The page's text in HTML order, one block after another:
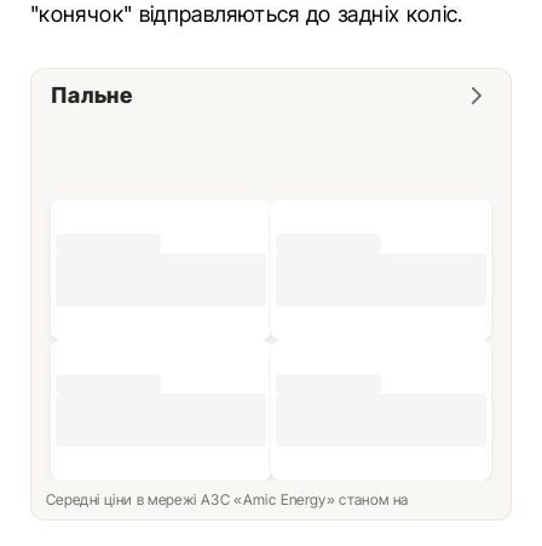
"конячок" відправляються до задніх коліс.
Пальне
Середні ціни в мережі АЗС «Amic Energy» станом на